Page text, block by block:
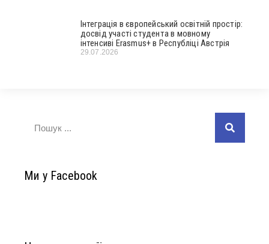
Інтеграція в європейський освітній простір:
досвід участі студента в мовному
інтенсиві Erasmus+ в Республіці Австрія
29.07.2026
Ми у Facebook